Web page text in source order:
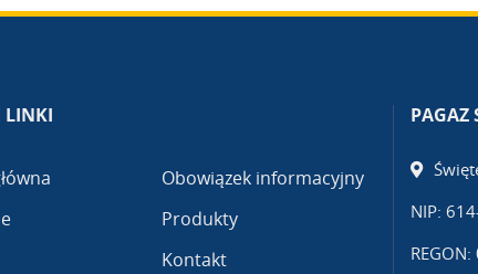
LINKI
Obowiązek informacyjny
Produkty
Kontakt
PAGAZ
NIP: